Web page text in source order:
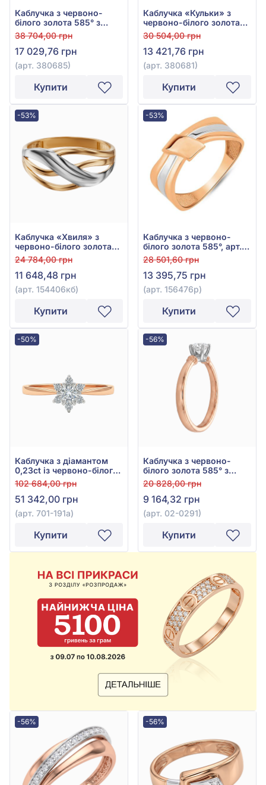
Каблучка з червоно-
білого золота 585° з
фіанітом/куб.цирконієм,
арт. 380685
38 704,00 грн
17 029,76 грн
(арт. 380685)
Купити
Каблучка «Кульки» з
червоно-білого золота
585° з фіанітом/
куб.цирконієм, арт.
380681
30 504,00 грн
13 421,76 грн
(арт. 380681)
Купити
-53%
Каблучка «Хвиля» з
червоно-білого золота
585°, арт. 154406кб
24 784,00 грн
11 648,48 грн
(арт. 154406кб)
Купити
-53%
Каблучка з червоно-
білого золота 585°, арт.
156476р
28 501,60 грн
13 395,75 грн
(арт. 156476р)
Купити
-50%
Каблучка з діамантом
0,23ct із червоно-білого
золота 585°, арт. 701-191а
102 684,00 грн
51 342,00 грн
(арт. 701-191а)
Купити
-56%
Каблучка з червоно-
білого золота 585° з
фіанітом/куб.цирконієм,
арт. 02-0291
20 828,00 грн
9 164,32 грн
(арт. 02-0291)
Купити
-56% -56%